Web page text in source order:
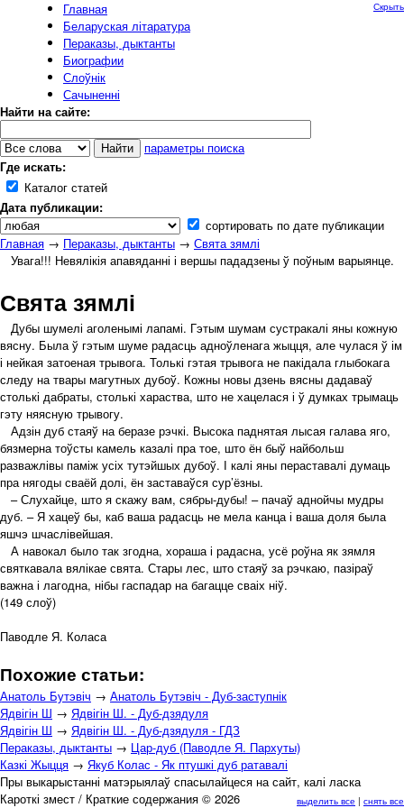
Главная
Беларуская літаратура
Пераказы, дыктанты
Биографии
Слоўнік
Сачыненні
Найти на сайте:
параметры поиска
Где искать:
Каталог статей
Дата публикации:
сортировать по дате публикации
Скрыть
выделить все | снять все
Главная → Пераказы, дыктанты → Свята зямлі
Увага!!! Невялікія апавяданні і вершы пададзены ў поўным варыянце.
Свята зямлі
Дубы шумелі аголенымі лапамі. Гэтым шумам сустракалі яны кожную
вясну. Была ў гэтым шуме радасць адноўленага жыцця, але чулася ў ім
і нейкая затоеная трывога. Толькі гэтая трывога не пакідала глыбокага
следу на твары магутных дубоў. Кожны новы дзень вясны дадаваў
столькі дабраты, столькі хараства, што не хацелася і ў думках трымаць
гэту няясную трывогу.
Адзін дуб стаяў на беразе рэчкі. Высока паднятая лысая галава яго,
бязмерна тоўсты камель казалі пра тое, што ён быў найбольш
разважлівы паміж усіх тутэйшых дубоў. І калі яны пераставалі думаць
пра нягоды сваёй долі, ён заставаўся сур’ёзны.
– Слухайце, што я скажу вам, сябры-дубы! – пачаў аднойчы мудры
дуб. – Я хацеў бы, каб ваша радасць не мела канца і ваша доля была
яшчэ шчаслівейшая.
А навокал было так згодна, хораша і радасна, усё роўна як зямля
святкавала вялікае свята. Стары лес, што стаяў за рэчкаю, пазіраў
важна і лагодна, нібы гаспадар на багацце сваіх ніў.
(149 слоў)
Паводле Я. Коласа
Похожие статьи:
Анатоль Бутэвіч → Анатоль Бутэвіч - Дуб-заступнік
Ядвігін Ш → Ядвігін Ш. - Дуб-дзядуля
Ядвігін Ш → Ядвігін Ш. - Дуб-дзядуля - ГДЗ
Пераказы, дыктанты → Цар-дуб (Паводле Я. Пархуты)
Казкі Жыцця → Якуб Колас - Як птушкі дуб ратавалі
Пры выкарыстанні матэрыялаў спасылайцеся на сайт, калі ласка
Кароткі змест / Краткие содержания © 2026